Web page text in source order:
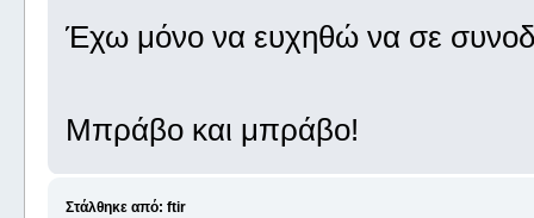
Έχω μόνο να ευχηθώ να σε
Μπράβο και μπράβο!
Στάλθηκε από: ftir